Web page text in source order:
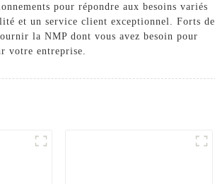
pour répondre aux besoins variés
et un service client exceptionnel. Forts de
la NMP dont vous avez besoin pour
votre entreprise.